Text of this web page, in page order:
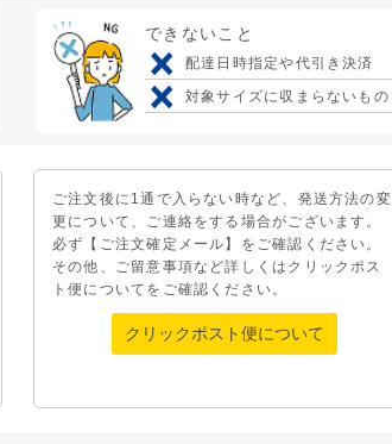
できないこと
配達日時指定や代引き決済
対象サイズに収まらないもの
ご注文後に1通で入らない時など、発送方法の変
更について、ご連絡をする場合がございます。
必ず【ご注文確定メール】をご確認ください。
その他、ご留意事項など詳しくはクリックポス
ト便についてをご確認ください。
クリックポスト便について